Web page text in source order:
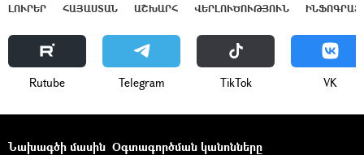
ԼՈՒՐԵՐ ՀԱՅԱՍՏԱՆ ԱՇԽԱՐՀ ՎԵՐԼՈՒԾՈՒԹՅՈՒՆ
Rutube Telegram ТikТоk VK
Նախագծի մասին Օգտագործման կանոնները